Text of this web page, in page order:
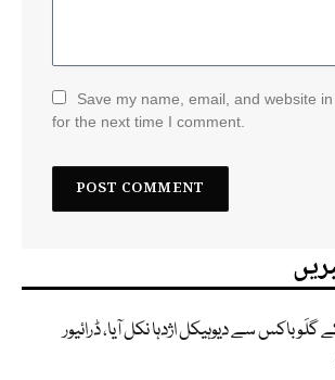
Save my name, email, and website
for the next time I comment.
گلَو باکس سے دیوہیکل اژدہا نکل آیا، ڈرائیور